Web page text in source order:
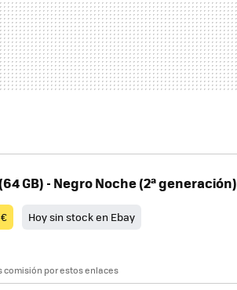
GB) - Negro Noche (2ª generación)
€ Hoy sin stock en Ebay
comisión por estos enlaces